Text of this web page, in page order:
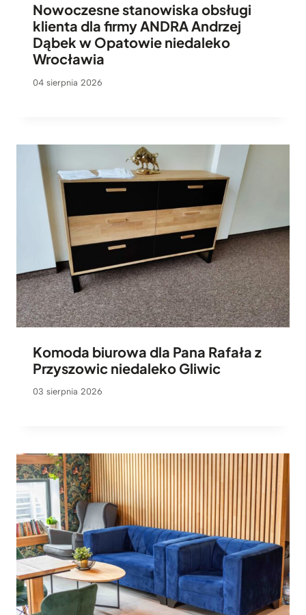
Nowoczesne stanowiska obsługi
klienta dla firmy ANDRA Andrzej
Dąbek w Opatowie niedaleko
Wrocławia
04 sierpnia 2026
Komoda biurowa dla Pana Rafała z
Przyszowic niedaleko Gliwic
03 sierpnia 2026